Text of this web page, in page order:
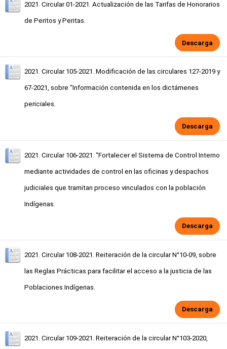
2021. Circular 01-2021. Actualización de las Tarifas de Honorarios
de Peritos y Peritas.
Descarga
2021. Circular 105-2021. Modificación de las circulares 127-2019 y
67-2021, sobre “Información contenida en los dictámenes
periciales.
Descarga
2021. Circular 106-2021. “Fortalecer el Sistema de Control Interno
mediante actividades de control en las oficinas y despachos
judiciales que tramitan proceso vinculados con la población
Indígenas.
Descarga
2021. Circular 108-2021. Reiteración de la circular N°10-09, sobre
las Reglas Prácticas para facilitar el acceso a la justicia de las
Poblaciones Indígenas.
Descarga
2021. Circular 109-2021. Reiteración de la circular N°103-2020,